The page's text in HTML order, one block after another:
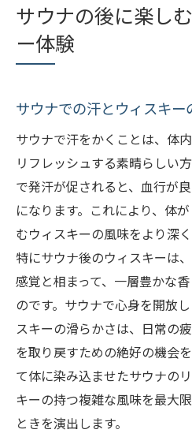
サウナの後に楽し
ー体験
サウナでの汗とウィスキー
サウナで汗をかくことは、体
リフレッシュする素晴らしい
で発汗が促されると、血行が
になります。これにより、体
むウィスキーの風味をより深
特にサウナ後のウィスキーは
感覚と相まって、一層豊かな
のです。サウナで心身を開放
スキーの滑らかさは、日常の
を取り戻すための絶好の機会
て体に染み込ませたサウナの
キーの持つ複雑な風味を最大
ときを演出します。